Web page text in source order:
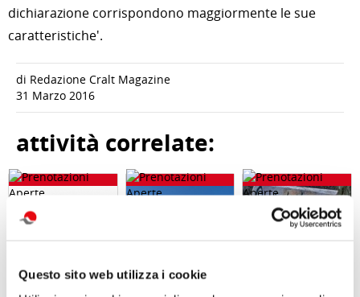
Questo sito web utilizza i cookie
dichiarazione corrispondono maggiormente le sue
caratteristiche'.
di Redazione Cralt Magazine
31 Marzo 2016
attività correlate: